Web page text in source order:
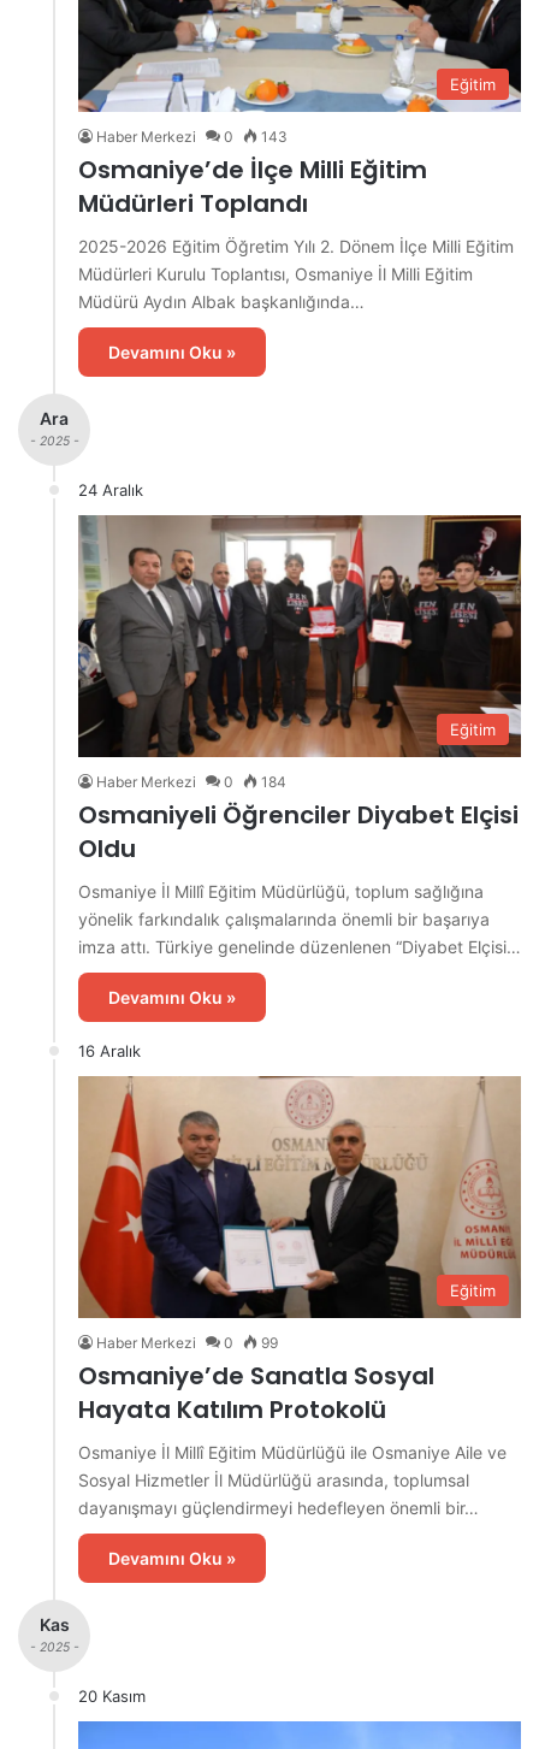
Eğitim
Haber Merkezi 0 143
Osmaniye’de İlçe Milli Eğitim
Müdürleri Toplandı
2025-2026 Eğitim Öğretim Yılı 2. Dönem İlçe Milli Eğitim
Müdürleri Kurulu Toplantısı, Osmaniye İl Milli Eğitim
Müdürü Aydın Albak başkanlığında…
Devamını Oku »
Ara
- 2025 -
24 Aralık
Eğitim
Haber Merkezi 0 184
Osmaniyeli Öğrenciler Diyabet Elçisi
Oldu
Osmaniye İl Millî Eğitim Müdürlüğü, toplum sağlığına
yönelik farkındalık çalışmalarında önemli bir başarıya
imza attı. Türkiye genelinde düzenlenen “Diyabet Elçisi…
Devamını Oku »
16 Aralık
Eğitim
Haber Merkezi 0 99
Osmaniye’de Sanatla Sosyal
Hayata Katılım Protokolü
Osmaniye İl Millî Eğitim Müdürlüğü ile Osmaniye Aile ve
Sosyal Hizmetler İl Müdürlüğü arasında, toplumsal
dayanışmayı güçlendirmeyi hedefleyen önemli bir…
Devamını Oku »
Kas
- 2025 -
20 Kasım